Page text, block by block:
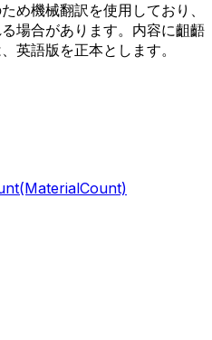
め機械翻訳を使用しており、
場合があります。内容に齟齬
英語版を正本とします。